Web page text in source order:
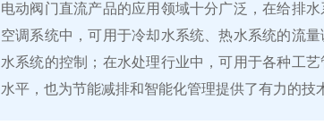
电动阀门直流产品的应用领域十分广泛，在给排
空调系统中，可用于冷却水系统、热水系统的流
水系统的控制；在水处理行业中，可用于各种工
水平，也为节能减排和智能化管理提供了有力的技